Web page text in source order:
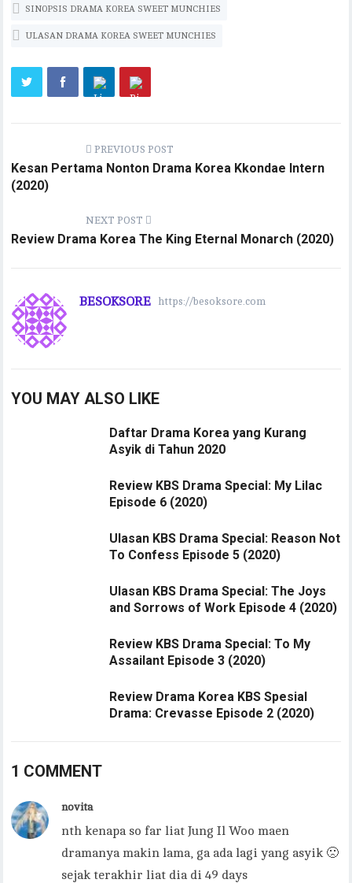
SINOPSIS DRAMA KOREA SWEET MUNCHIES
ULASAN DRAMA KOREA SWEET MUNCHIES
PREVIOUS POST
Kesan Pertama Nonton Drama Korea Kkondae Intern
(2020)
NEXT POST
Review Drama Korea The King Eternal Monarch (2020)
BESOKSORE https://besoksore.com
YOU MAY ALSO LIKE
Daftar Drama Korea yang Kurang
Asyik di Tahun 2020
Review KBS Drama Special: My Lilac
Episode 6 (2020)
Ulasan KBS Drama Special: Reason Not
To Confess Episode 5 (2020)
Ulasan KBS Drama Special: The Joys
and Sorrows of Work Episode 4 (2020)
Review KBS Drama Special: To My
Assailant Episode 3 (2020)
Review Drama Korea KBS Spesial
Drama: Crevasse Episode 2 (2020)
1 COMMENT
novita
nth kenapa so far liat Jung Il Woo maen
dramanya makin lama, ga ada lagi yang asyik 🙁
sejak terakhir liat dia di 49 days